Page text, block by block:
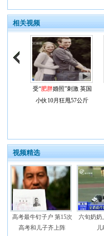
相关视频
受“肥胖婚照”刺激 英国
小伙10月狂甩57公斤
视频精选
高考最牛钉子户 第15次
高考和儿子齐上阵
六旬奶奶